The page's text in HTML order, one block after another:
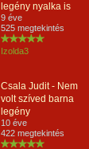
legény nyalka is
9 éve
525 megtekintés
Izolda3
Csala Judit - Nem
volt szíved barna
legény
10 éve
422 megtekintés